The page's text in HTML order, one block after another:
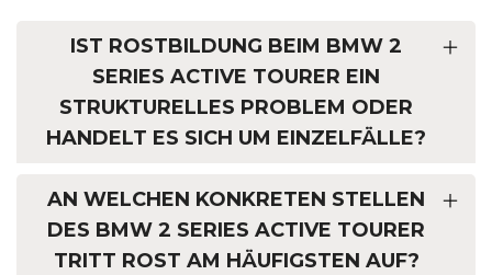
IST ROSTBILDUNG BEIM BMW 2
SERIES ACTIVE TOURER EIN
STRUKTURELLES PROBLEM ODER
HANDELT ES SICH UM EINZELFÄLLE?
AN WELCHEN KONKRETEN STELLEN
DES BMW 2 SERIES ACTIVE TOURER
TRITT ROST AM HÄUFIGSTEN AUF?